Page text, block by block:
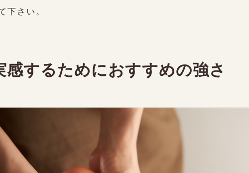
下さい。
感するためにおすすめの強さ